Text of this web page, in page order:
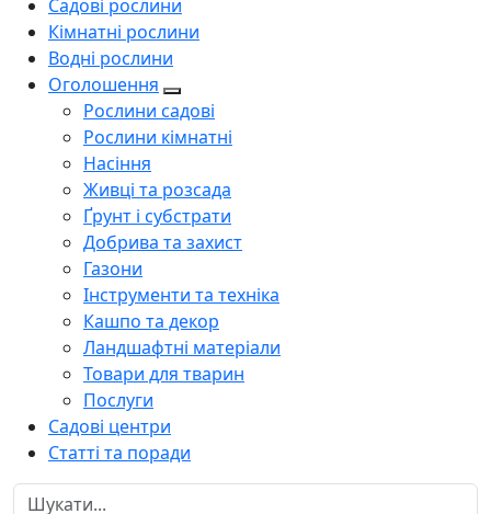
Садові рослини
Кімнатні рослини
Водні рослини
Оголошення
Рослини садові
Рослини кімнатні
Насіння
Живці та розсада
Ґрунт і субстрати
Добрива та захист
Газони
Інструменти та техніка
Кашпо та декор
Ландшафтні матеріали
Товари для тварин
Послуги
Садові центри
Статті та поради